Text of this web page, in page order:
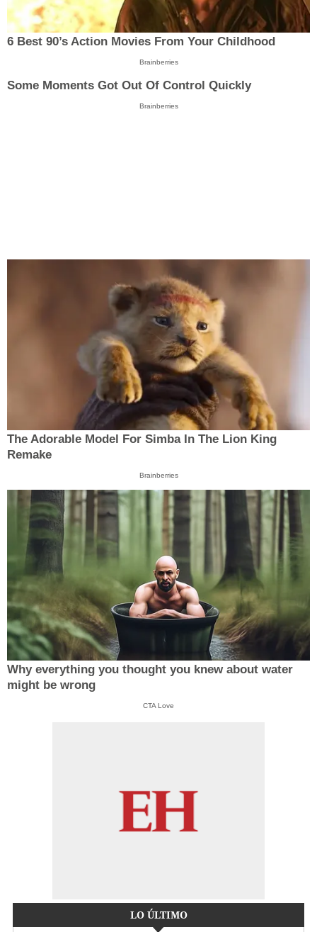
6 Best 90’s Action Movies From Your Childhood
Brainberries
Some Moments Got Out Of Control Quickly
Brainberries
The Adorable Model For Simba In The Lion King
Remake
Brainberries
Why everything you thought you knew about water
might be wrong
CTA Love
LO ÚLTIMO